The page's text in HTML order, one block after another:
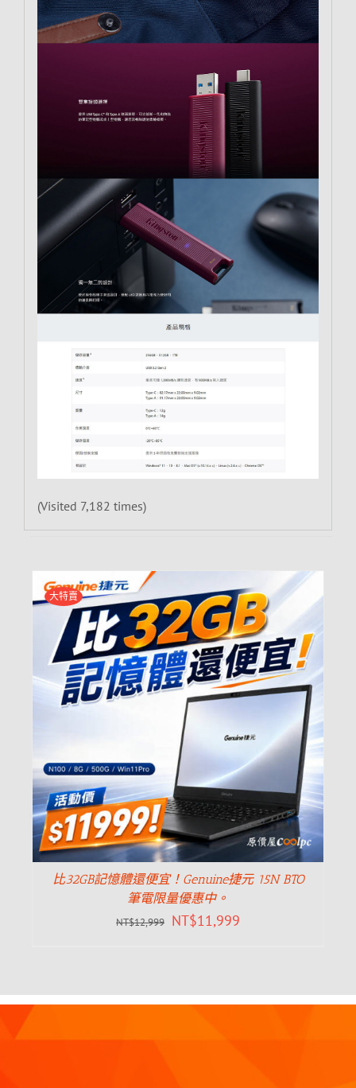
(Visited 7,182 times)
大特賣
比32GB記憶體還便宜！Genuine捷元 15N BTO
筆電限量優惠中。
NT$12,999 NT$11,999